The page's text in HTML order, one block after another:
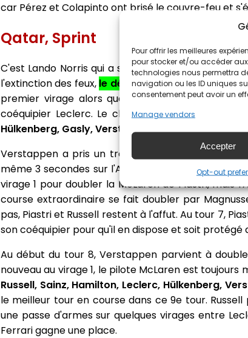
Pour offrir les meilleures
pour stocker et/ou accéder
technologies nous permettra
navigation ou les ID uniques
consentement peut avoir un
Manage vendors
Accepter
Opt-out
car Pérez et Colapinto ont brisé le couvre-feu et
Qatar, Sprint
C'est Lando Norris qui a signé la pole position
l'extinction des feux, le départ est donné, avec un
premier virage alors que Piastri s'offre déjà le
coéquipier Leclerc. Le classement du Top 10 au
Hülkenberg, Gasly, Verstappen et Alonso.
Verstappen a pris un très mauvais départ en
même 3 secondes sur l'Aston Martin d'Alonso. A
virage 1 pour doubler la McLaren de Piastri, mais
course extraordinaire se fait doubler par
pas, Piastri et Russell restent à l'affut. Au tour 7,
son coéquipier pour qu'il en dispose et soit protégé
Au début du tour 8, Verstappen parvient à
nouveau au virage 1, le pilote McLaren est toujours
Russell, Sainz, Hamilton, Leclerc, Hülkenberg,
le meilleur tour en course dans ce 9e tour.
une passe d'armes sur quelques virages entre
Ferrari gagne une place.